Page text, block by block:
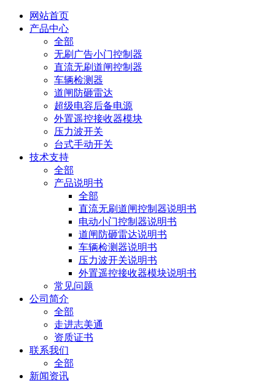
网站首页
产品中心
全部
无刷广告小门控制器
直流无刷道闸控制器
车辆检测器
道闸防砸雷达
超级电容后备电源
外置遥控接收器模块
压力波开关
台式手动开关
技术支持
全部
产品说明书
全部
直流无刷道闸控制器说明书
电动小门控制器说明书
道闸防砸雷达说明书
车辆检测器说明书
压力波开关说明书
外置遥控接收器模块说明书
常见问题
公司简介
全部
走进志美通
资质证书
联系我们
全部
新闻资讯